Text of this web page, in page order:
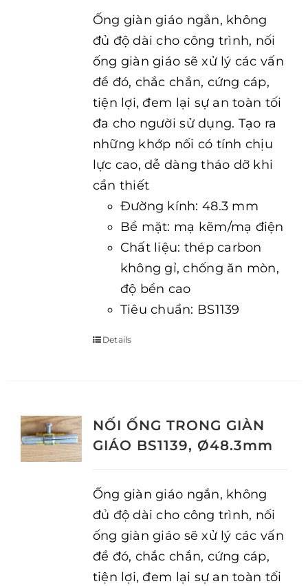
Ống giàn giáo ngắn, không
đủ độ dài cho công trình, nối
ống giàn giáo sẽ xử lý các vấn
đề đó, chắc chắn, cứng cáp,
tiện lợi, đem lại sự an toàn tối
đa cho người sử dụng. Tạo ra
những khớp nối có tính chịu
lực cao, dễ dàng tháo dỡ khi
cần thiết
Đường kính: 48.3 mm
Bề mặt: mạ kẽm/mạ điện
Chất liệu: thép carbon
không gỉ, chống ăn mòn,
độ bền cao
Tiêu chuẩn: BS1139
Details
NỐI ỐNG TRONG GIÀN
GIÁO BS1139, Ø48.3mm
Ống giàn giáo ngắn, không
đủ độ dài cho công trình, nối
ống giàn giáo sẽ xử lý các vấn
đề đó, chắc chắn, cứng cáp,
tiện lợi, đem lại sự an toàn tối